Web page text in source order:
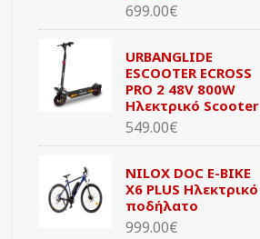
699.00€
URBANGLIDE
ESCOOTER ECROSS
PRO 2 48V 800W
Ηλεκτρικό Scooter
549.00€
NILOX DOC E-BIKE
X6 PLUS Ηλεκτρικό
ποδήλατο
999.00€